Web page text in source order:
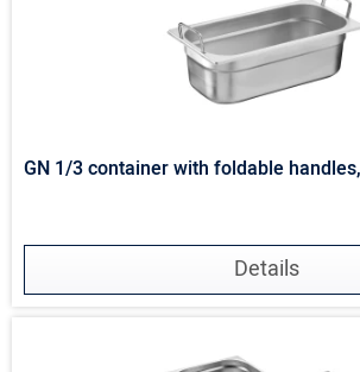
GN 1/3 container with foldable
Details